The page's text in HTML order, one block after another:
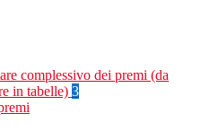
complessivo dei premi (da
in tabelle) 3